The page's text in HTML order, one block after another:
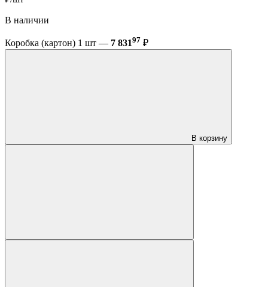
В наличии
Коробка (картон) 1 шт — 7 83197 ₽
В корзину